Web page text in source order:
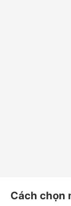
Cách chọn